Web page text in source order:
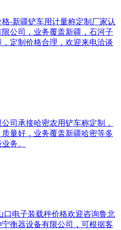
-新疆铲车用计量称定制厂家认
公司，业务覆盖新疆，石河子
定制价格合理，欢迎来电洽谈
司承接哈密农用铲车称定制，
量好，业务覆盖新疆哈密等多
务。
口电子装载秤价格欢迎咨询鲁北
衡器设备有限公司，可根据客